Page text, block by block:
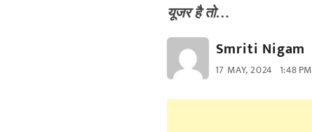
यूजर है तो…
Smriti Nigam
17 MAY, 2024 1:48 PM